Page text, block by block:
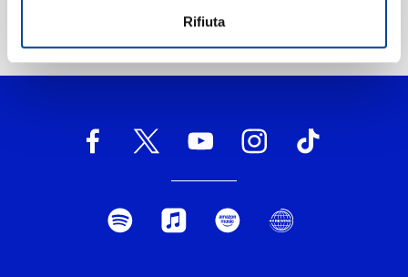
Rifiuta
Home Pop > Fade Into Darkness